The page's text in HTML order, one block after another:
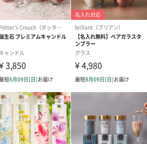
ピンク（390円） グリーン（
斗紙で対応させていただいておりま
短冊のしオプションを選択された場合、
のしを付けてお届けします。